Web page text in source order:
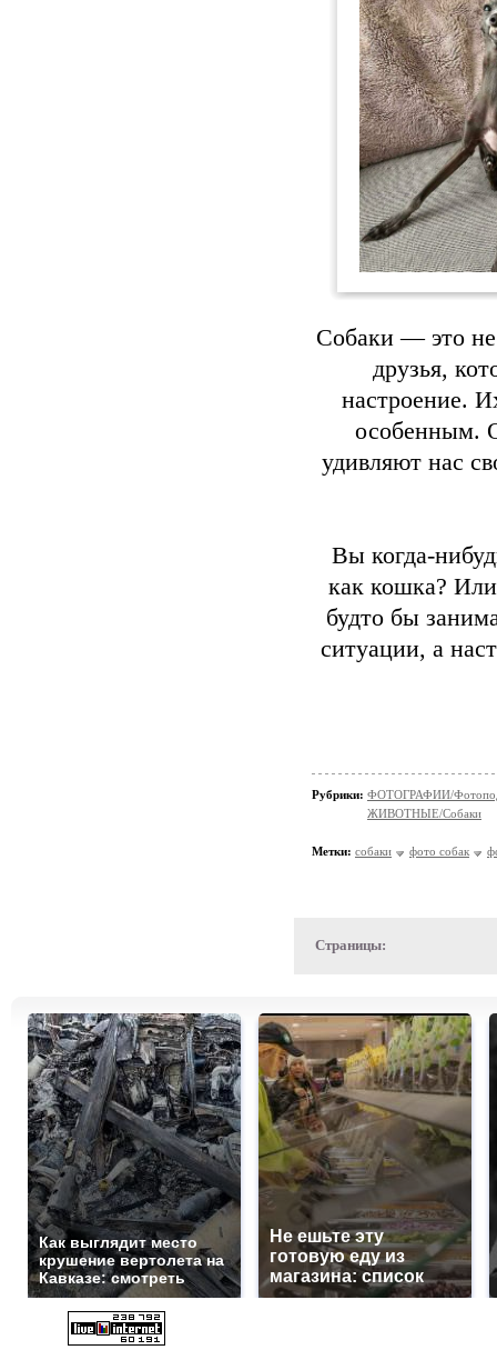
Собаки — это
друзья,
настроение.
особенным.
удивляют нас
Вы когда-
как кошка?
будто бы
ситуации, а
Рубрики: ФОТОГРАФИИ/
ЖИВОТНЫЕ/Собаки
Метки: собаки фото собак
Страницы:
Как выглядит место
крушение вертолета на
Кавказе: смотреть
Не ешьте эту
готовую еду из
магазина: список